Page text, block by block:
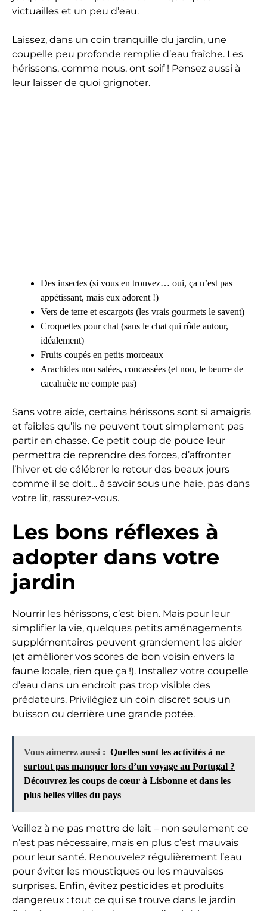
victuailles et un peu d’eau.
Laissez, dans un coin tranquille du jardin, une
coupelle peu profonde remplie d’eau fraîche. Les
hérissons, comme nous, ont soif ! Pensez aussi à
leur laisser de quoi grignoter.
Des insectes (si vous en trouvez… oui, ça n’est pas
appétissant, mais eux adorent !)
Vers de terre et escargots (les vrais gourmets le savent)
Croquettes pour chat (sans le chat qui rôde autour,
idéalement)
Fruits coupés en petits morceaux
Arachides non salées, concassées (et non, le beurre de
cacahuète ne compte pas)
Sans votre aide, certains hérissons sont si amaigris
et faibles qu’ils ne peuvent tout simplement pas
partir en chasse. Ce petit coup de pouce leur
permettra de reprendre des forces, d’affronter
l’hiver et de célébrer le retour des beaux jours
comme il se doit… à savoir sous une haie, pas dans
votre lit, rassurez-vous.
Les bons réflexes à
adopter dans votre
jardin
Nourrir les hérissons, c’est bien. Mais pour leur
simplifier la vie, quelques petits aménagements
supplémentaires peuvent grandement les aider
(et améliorer vos scores de bon voisin envers la
faune locale, rien que ça !). Installez votre coupelle
d’eau dans un endroit pas trop visible des
prédateurs. Privilégiez un coin discret sous un
buisson ou derrière une grande potée.
Vous aimerez aussi : Quelles sont les activités à ne
surtout pas manquer lors d’un voyage au Portugal ?
Découvrez les coups de cœur à Lisbonne et dans les
plus belles villes du pays
Veillez à ne pas mettre de lait – non seulement ce
n’est pas nécessaire, mais en plus c’est mauvais
pour leur santé. Renouvelez régulièrement l’eau
pour éviter les moustiques ou les mauvaises
surprises. Enfin, évitez pesticides et produits
dangereux : tout ce qui se trouve dans le jardin